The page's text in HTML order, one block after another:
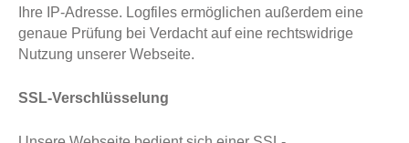
Ihre IP-Adresse. Logfiles ermöglichen außerdem eine
genaue Prüfung bei Verdacht auf eine rechtswidrige
Nutzung unserer Webseite.
SSL-Verschlüsselung